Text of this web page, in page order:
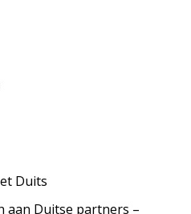
Duits
aan Duitse partners –